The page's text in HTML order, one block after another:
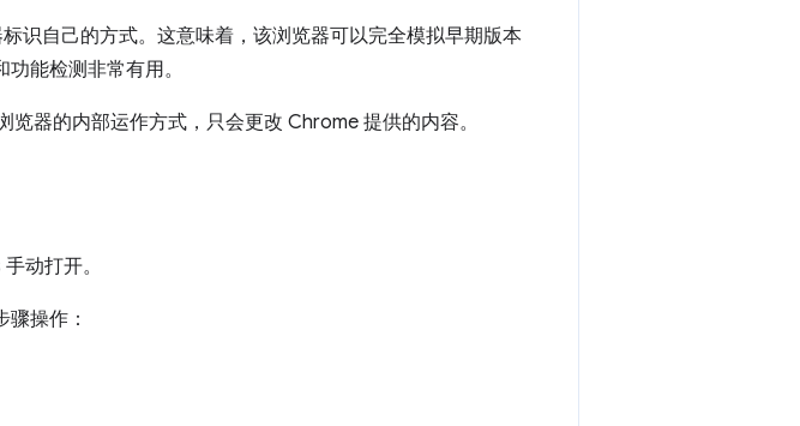
识自己的方式。这意味着，该浏览器可以完全模拟早期版本
能检测非常有用。
器的内部运作方式，只会更改 Chrome 提供的内容。
动打开。
操作：